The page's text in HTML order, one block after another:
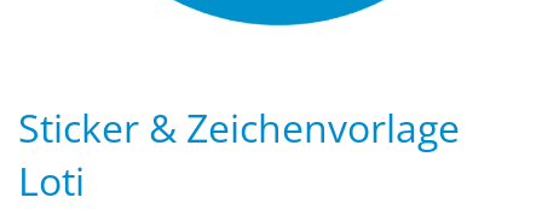
Sticker & Zeichenvorlage
Loti